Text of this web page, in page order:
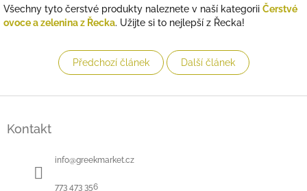
Všechny tyto čerstvé produkty naleznete v naší kategorii Čerstvé
ovoce a zelenina z Řecka. Užijte si to nejlepší z Řecka!
Předchozí článek Další článek
Kontakt
info@greekmarket.cz
773 473 356